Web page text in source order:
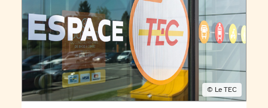
Copyright:
© Le TEC